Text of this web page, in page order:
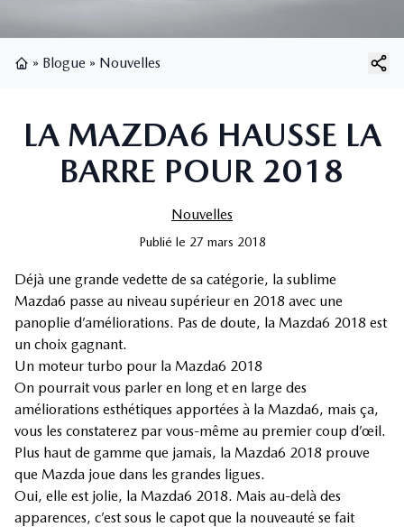
» Blogue » Nouvelles
LA MAZDA6 HAUSSE LA
BARRE POUR 2018
Nouvelles
Publié le 27 mars 2018
Déjà une grande vedette de sa catégorie, la sublime
Mazda6 passe au niveau supérieur en 2018 avec une
panoplie d’améliorations. Pas de doute, la Mazda6 2018 est
un choix gagnant.
Un moteur turbo pour la Mazda6 2018
On pourrait vous parler en long et en large des
améliorations esthétiques apportées à la Mazda6, mais ça,
vous les constaterez par vous-même au premier coup d’œil.
Plus haut de gamme que jamais, la Mazda6 2018 prouve
que Mazda joue dans les grandes ligues.
Oui, elle est jolie, la Mazda6 2018. Mais au-delà des
apparences, c’est sous le capot que la nouveauté se fait